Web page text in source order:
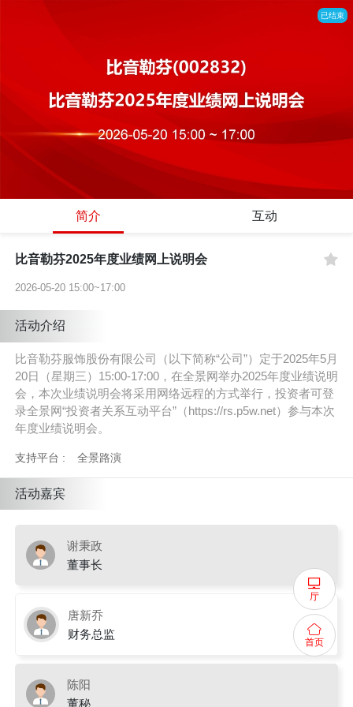
已结束
简介 互动
比音勒芬2025年度业绩网上说明会
2026-05-20 15:00~17:00
活动介绍
比音勒芬服饰股份有限公司（以下简称“公司”）定于2025年5月
20日（星期三）15:00-17:00，在全景网举办2025年度业绩说明
会，本次业绩说明会将采用网络远程的方式举行，投资者可登
录全景网“投资者关系互动平台”（https://rs.p5w.net）参与本次
年度业绩说明会。
支持平台 : 全景路演
活动嘉宾
谢秉政
董事长
唐新乔
财务总监
陈阳
董秘
厅
首页